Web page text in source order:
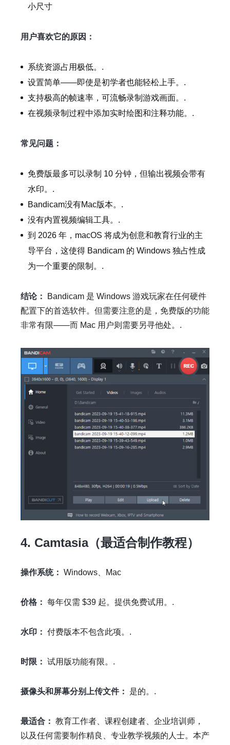
小尺寸
用户喜欢它的原因：
系统资源占用极低。.
设置简单——即使是初学者也能轻松上手。.
支持极高的帧速率，可流畅录制游戏画面。.
在视频录制过程中添加实时绘图和注释功能。.
常见问题：
免费版最多可以录制 10 分钟，但输出视频会带有
水印。.
Bandicam没有Mac版本。.
没有内置视频编辑工具。.
到 2026 年，macOS 将成为创意和教育行业的主
导平台，这使得 Bandicam 的 Windows 独占性成
为一个重要的限制。.
结论：
Bandicam 是 Windows 游戏玩家在任何硬件
配置下的首选软件。但需要注意的是，免费版的功能
非常有限——而 Mac 用户则需要另寻他处。.
4. Camtasia（最适合制作教程）
操作系统： Windows、Mac
价格： 每年仅需 $39 起。提供免费试用。.
水印： 付费版本不包含此项。.
时限： 试用版功能有限。.
摄像头和屏幕分别上传文件： 是的。.
最适合： 教育工作者、课程创建者、企业培训师，
以及任何需要制作精良、专业教学视频的人士。本产